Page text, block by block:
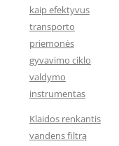
kaip efektyvus
transporto
priemonės
gyvavimo ciklo
valdymo
instrumentas
Klaidos renkantis
vandens filtrą